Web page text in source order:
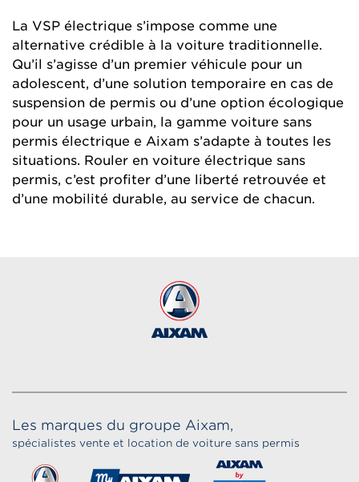
La VSP électrique s’impose comme une
alternative crédible à la voiture traditionnelle.
Qu’il s’agisse d’un premier véhicule pour un
adolescent, d’une solution temporaire en cas de
suspension de permis ou d’une option écologique
pour un usage urbain, la gamme voiture sans
permis électrique e Aixam s’adapte à toutes les
situations. Rouler en voiture électrique sans
permis, c’est profiter d’une liberté retrouvée et
d’une mobilité durable, au service de chacun.
Les marques du groupe Aixam,
spécialistes vente et location de voiture sans permis